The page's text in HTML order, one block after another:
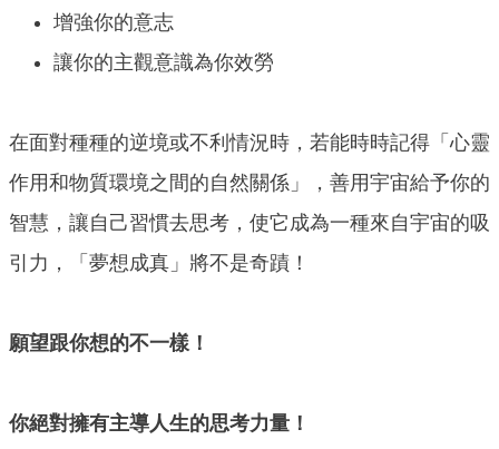
增強你的意志
讓你的主觀意識為你效勞
在面對種種的逆境或不利情況時，若能時時記得「心靈
作用和物質環境之間的自然關係」，善用宇宙給予你的
智慧，讓自己習慣去思考，使它成為一種來自宇宙的吸
引力，「夢想成真」將不是奇蹟！
願望跟你想的不一樣！
你絕對擁有主導人生的思考力量！